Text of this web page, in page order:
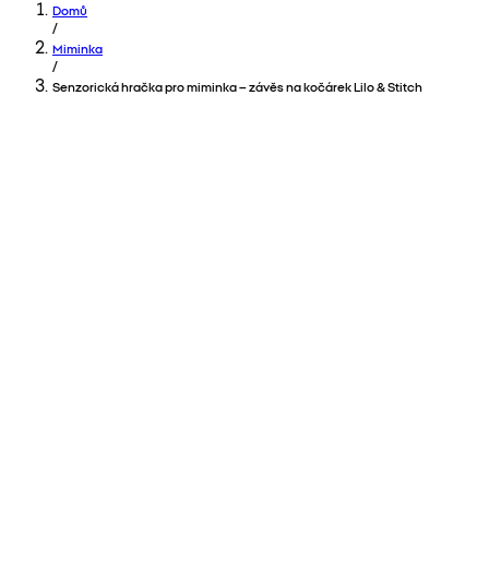
Domů
/
Miminka
/
Senzorická hračka pro miminka – závěs na kočárek Lilo & Stitch